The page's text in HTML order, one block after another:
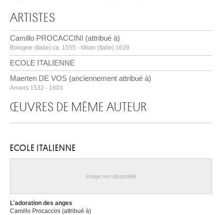
ARTISTES
Camillo PROCACCINI (attribué à)
Bologne (Italie) ca. 1555 - Milan (Italie) 1629
ECOLE ITALIENNE
Maerten DE VOS (anciennement attribué à)
Anvers 1532 - 1603
ŒUVRES DE MÊME AUTEUR
ECOLE ITALIENNE
Image non disponible
L'adoration des anges
Camillo Procaccini (attribué à)